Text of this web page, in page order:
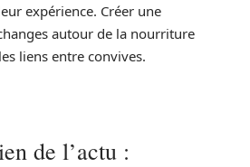
expérience. Créer une
autour de la nourriture
liens entre convives.
de l’actu :